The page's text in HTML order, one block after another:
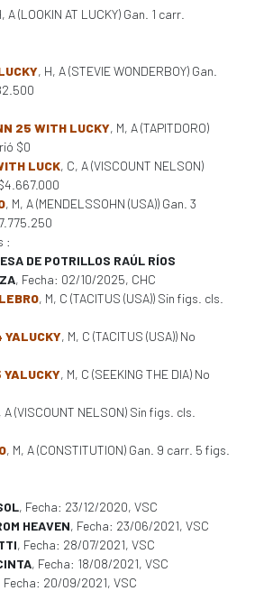
A (LOOKIN AT LUCKY) Gan. 1 carr.
, H, A (STEVIE WONDERBOY) Gan.
25 WITH LUCKY, M, A (TAPITDORO)
$0
LUCK, C, A (VISCOUNT NELSON)
, M, A (MENDELSSOHN (USA)) Gan. 3
:
DE POTRILLOS RAÚL RÍOS
, Fecha: 02/10/2025, CHC
, M, C (TACITUS (USA)) Sin figs. cls.
YALUCKY, M, C (TACITUS (USA)) No
YALUCKY, M, C (SEEKING THE DIA) No
A (VISCOUNT NELSON) Sin figs. cls.
, M, A (CONSTITUTION) Gan. 9 carr. 5 figs.
, Fecha: 23/12/2020, VSC
HEAVEN, Fecha: 23/06/2021, VSC
, Fecha: 28/07/2021, VSC
, Fecha: 18/08/2021, VSC
Fecha: 20/09/2021, VSC